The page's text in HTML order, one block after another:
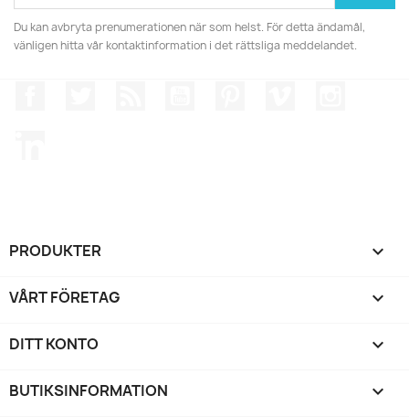
Du kan avbryta prenumerationen när som helst. För detta ändamål,
vänligen hitta vår kontaktinformation i det rättsliga meddelandet.
PRODUKTER 
VÅRT FÖRETAG 
DITT KONTO 
BUTIKSINFORMATION keyboard_arrow_down